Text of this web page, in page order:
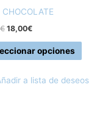
CHOCOLATE
€ 18,00€
opciones
página
a lista de deseos